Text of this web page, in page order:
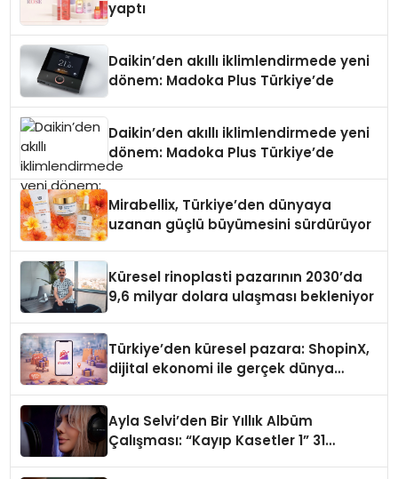
yaptı
Daikin’den akıllı iklimlendirmede yeni
dönem: Madoka Plus Türkiye’de
Daikin’den akıllı iklimlendirmede yeni
dönem: Madoka Plus Türkiye’de
Mirabellix, Türkiye’den dünyaya
uzanan güçlü büyümesini sürdürüyor
Küresel rinoplasti pazarının 2030’da
9,6 milyar dolara ulaşması bekleniyor
Türkiye’den küresel pazara: ShopinX,
dijital ekonomi ile gerçek dünya
Ayla Selvi’den Bir Yıllık Albüm
Çalışması: “Kayıp Kasetler 1” 31